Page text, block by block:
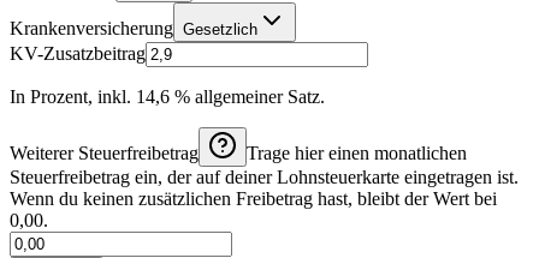
Krankenversicherung Gesetzlich
KV-Zusatzbeitrag
In Prozent, inkl. 14,6 % allgemeiner Satz.
Weiterer Steuerfreibetrag
Trage hier einen monatlichen
Steuerfreibetrag ein, der auf deiner Lohnsteuerkarte eingetragen ist.
Wenn du keinen zusätzlichen Freibetrag hast, bleibt der Wert bei
0,00.